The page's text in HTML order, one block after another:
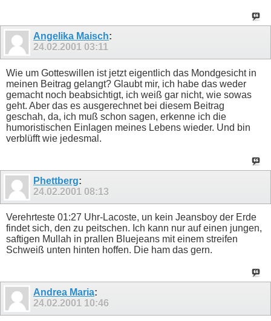
Angelika Maisch:
24.02.2001 03:11
Wie um Gotteswillen ist jetzt eigentlich das Mondgesicht in
meinen Beitrag gelangt? Glaubt mir, ich habe das weder
gemacht noch beabsichtigt, ich weiß gar nicht, wie sowas
geht. Aber das es ausgerechnet bei diesem Beitrag
geschah, da, ich muß schon sagen, erkenne ich die
humoristischen Einlagen meines Lebens wieder. Und bin
verblüfft wie jedesmal.
Phettberg:
24.02.2001 08:13
Verehrteste 01:27 Uhr-Lacoste, un kein Jeansboy der Erde
findet sich, den zu peitschen. Ich kann nur auf einen jungen,
saftigen Mullah in prallen Bluejeans mit einem streifen
Schweiß unten hinten hoffen. Die ham das gern.
Andrea Maria:
24.02.2001 10:46